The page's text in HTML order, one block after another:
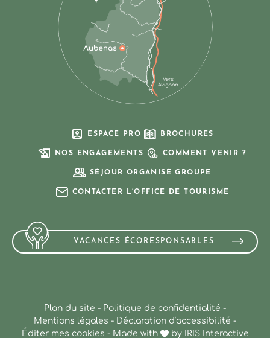
ESPACE PRO BROCHURES
NOS ENGAGEMENTS COMMENT VENIR ?
SÉJOUR ORGANISÉ GROUPE
CONTACTER L’OFFICE DE TOURISME
VACANCES ÉCORESPONSABLES
Plan du site - Politique de confidentialité -
Mentions légales - Déclaration d’accessibilité -
Éditer mes cookies - Made with by IRIS Interactive